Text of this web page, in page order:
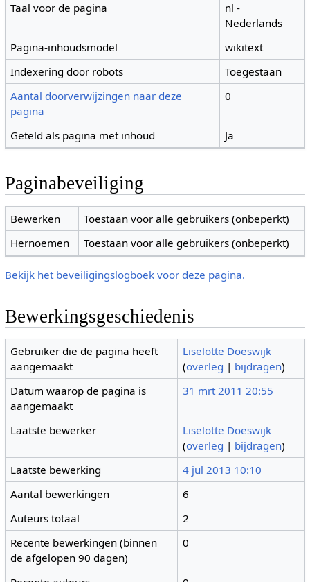
Taal voor de pagina
nl -
Nederlands
Pagina-inhoudsmodel
wikitext
Indexering door robots
Toegestaan
Aantal doorverwijzingen naar deze
pagina
0
Geteld als pagina met inhoud Ja
Paginabeveiliging
Bewerken
Toestaan voor alle gebruikers (onbeperkt)
Hernoemen
Toestaan voor alle gebruikers (onbeperkt)
Bekijk het beveiligingslogboek voor deze pagina.
Bewerkingsgeschiedenis
Gebruiker die de pagina heeft
aangemaakt
Liselotte Doeswijk
(overleg | bijdragen)
Datum waarop de pagina is
aangemaakt
31 mrt 2011 20:55
Laatste bewerker
Liselotte Doeswijk
(overleg | bijdragen)
Laatste bewerking
4 jul 2013 10:10
Aantal bewerkingen
6
Auteurs totaal
2
Recente bewerkingen (binnen
de afgelopen 90 dagen)
0